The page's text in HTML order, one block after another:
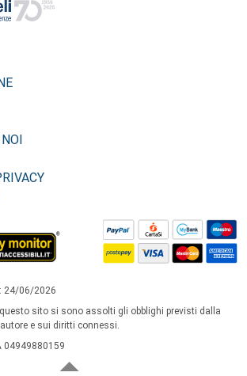
24/06/2026
questo sito si sono assolti gli obblighi previsti dalla
e sui diritti connessi.
04949880159